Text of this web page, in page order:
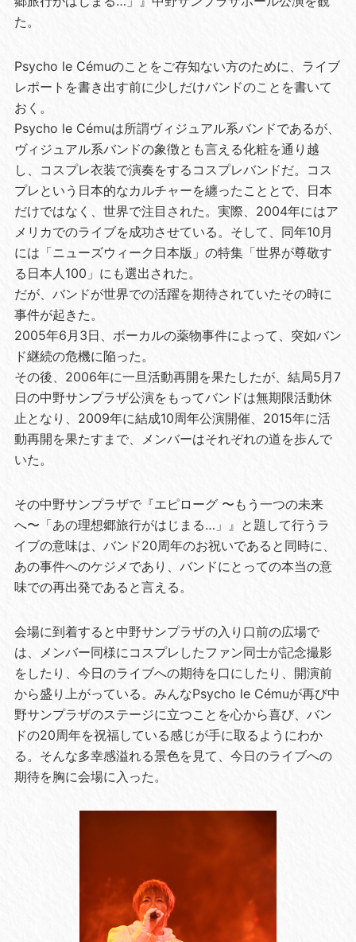
た。
Psycho le Cémuのことをご存知ない方のために、ライブ
レポートを書き出す前に少しだけバンドのことを書いて
おく。
Psycho le Cémuは所謂ヴィジュアル系バンドであるが、
ヴィジュアル系バンドの象徴とも言える化粧を通り越
し、コスプレ衣装で演奏をするコスプレバンドだ。コス
プレという日本的なカルチャーを纏ったこととで、日本
だけではなく、世界で注目された。実際、2004年にはア
メリカでのライブを成功させている。そして、同年10月
には「ニューズウィーク日本版」の特集「世界が尊敬す
る日本人100」にも選出された。
だが、バンドが世界での活躍を期待されていたその時に
事件が起きた。
2005年6月3日、ボーカルの薬物事件によって、突如バン
ド継続の危機に陥った。
その後、2006年に一旦活動再開を果たしたが、結局5月7
日の中野サンプラザ公演をもってバンドは無期限活動休
止となり、2009年に結成10周年公演開催、2015年に活
動再開を果たすまで、メンバーはそれぞれの道を歩んで
いた。
その中野サンプラザで『エピローグ 〜もう一つの未来
へ〜「あの理想郷旅行がはじまる…」』と題して行うラ
イブの意味は、バンド20周年のお祝いであると同時に、
あの事件へのケジメであり、バンドにとっての本当の意
味での再出発であると言える。
会場に到着すると中野サンプラザの入り口前の広場で
は、メンバー同様にコスプレしたファン同士が記念撮影
をしたり、今日のライブへの期待を口にしたり、開演前
から盛り上がっている。みんなPsycho le Cémuが再び中
野サンプラザのステージに立つことを心から喜び、バン
ドの20周年を祝福している感じが手に取るようにわか
る。そんな多幸感溢れる景色を見て、今日のライブへの
期待を胸に会場に入った。